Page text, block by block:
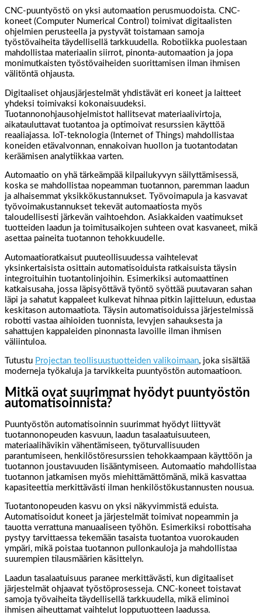
CNC-puuntyöstö on yksi automaation perusmuodoista. CNC-
koneet (Computer Numerical Control) toimivat digitaalisten
ohjelmien perusteella ja pystyvät toistamaan samoja
työstövaiheita täydellisellä tarkkuudella. Robotiikka puolestaan
mahdollistaa materiaalin siirrot, pinonta-automaation ja jopa
monimutkaisten työstövaiheiden suorittamisen ilman ihmisen
välitöntä ohjausta.
Digitaaliset ohjausjärjestelmät yhdistävät eri koneet ja laitteet
yhdeksi toimivaksi kokonaisuudeksi.
Tuotannonohjausohjelmistot hallitsevat materiaalivirtoja,
aikatauluttavat tuotantoa ja optimoivat resurssien käyttöä
reaaliajassa. IoT-teknologia (Internet of Things) mahdollistaa
koneiden etävalvonnan, ennakoivan huollon ja tuotantodatan
keräämisen analytiikkaa varten.
Automaatio on yhä tärkeämpää kilpailukyvyn säilyttämisessä,
koska se mahdollistaa nopeamman tuotannon, paremman laadun
ja alhaisemmat yksikkökustannukset. Työvoimapula ja kasvavat
työvoimakustannukset tekevät automaatiosta myös
taloudellisesti järkevän vaihtoehdon. Asiakkaiden vaatimukset
tuotteiden laadun ja toimitusaikojen suhteen ovat kasvaneet, mikä
asettaa paineita tuotannon tehokkuudelle.
Automaatioratkaisut puuteollisuudessa vaihtelevat
yksinkertaisista osittain automatisoiduista ratkaisuista täysin
integroituihin tuotantolinjoihin. Esimerkiksi automaattinen
katkaisusaha, jossa läpisyöttävä työntö syöttää puutavaran sahan
läpi ja sahatut kappaleet kulkevat hihnaa pitkin lajitteluun, edustaa
keskitason automaatiota. Täysin automatisoiduissa järjestelmissä
robotti vastaa aihioiden tuonnista, levyjen sahauksesta ja
sahattujen kappaleiden pinonnasta lavoille ilman ihmisen
väliintuloa.
Tutustu Projectan teollisuustuotteiden valikoimaan, joka sisältää
moderneja työkaluja ja tarvikkeita puuntyöstön automaatioon.
Mitkä ovat suurimmat hyödyt puuntyöstön
automatisoinnista?
Puuntyöstön automatisoinnin suurimmat hyödyt liittyvät
tuotannonopeuden kasvuun, laadun tasalaatuisuuteen,
materiaalihävikin vähentämiseen, työturvallisuuden
parantumiseen, henkilöstöresurssien tehokkaampaan käyttöön ja
tuotannon joustavuuden lisääntymiseen. Automaatio mahdollistaa
tuotannon jatkamisen myös miehittämättömänä, mikä kasvattaa
kapasiteettia merkittävästi ilman henkilöstökustannusten nousua.
Tuotantonopeuden kasvu on yksi näkyvimmistä eduista.
Automatisoidut koneet ja järjestelmät toimivat nopeammin ja
tauotta verrattuna manuaaliseen työhön. Esimerkiksi robottisaha
pystyy tarvittaessa tekemään tasaista tuotantoa vuorokauden
ympäri, mikä poistaa tuotannon pullonkauloja ja mahdollistaa
suurempien tilausmäärien käsittelyn.
Laadun tasalaatuisuus paranee merkittävästi, kun digitaaliset
järjestelmät ohjaavat työstöprosesseja. CNC-koneet toistavat
samoja työvaiheita täydellisellä tarkkuudella, mikä eliminoi
ihmisen aiheuttamat vaihtelut lopputuotteen laadussa.